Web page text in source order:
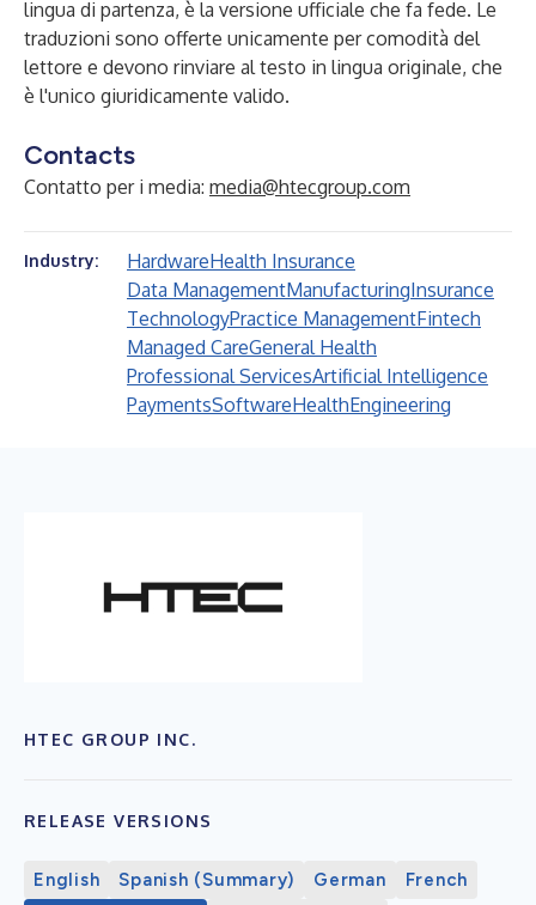
lingua di partenza, è la versione ufficiale che fa fede. Le
traduzioni sono offerte unicamente per comodità del
lettore e devono rinviare al testo in lingua originale, che
è l'unico giuridicamente valido.
Contacts
Contatto per i media: media@htecgroup.com
Industry: HardwareHealth Insurance
Data ManagementManufacturingInsurance
TechnologyPractice ManagementFintech
Managed CareGeneral Health
Professional ServicesArtificial Intelligence
PaymentsSoftwareHealthEngineering
HTEC GROUP INC.
RELEASE VERSIONS
English Spanish (Summary) German French